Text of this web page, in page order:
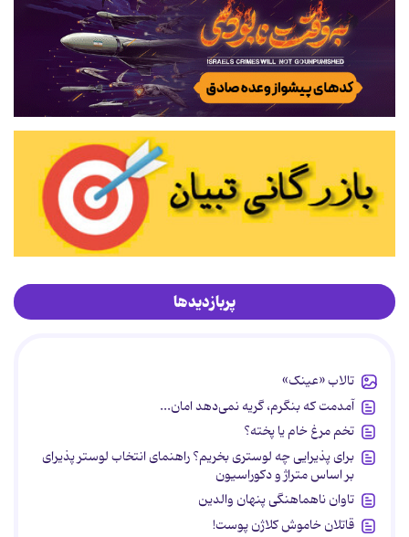
پربازدیدها
تالاب «عینک»
آمدمت که بنگرم، گریه نمی‌دهد امان...
تخم مرغ خام یا پخته؟
برای پذیرایی چه لوستری بخریم؟ راهنمای انتخاب لوستر پذیرای
بر اساس متراژ و دکوراسیون
تاوان ناهماهنگی پنهان والدین
قاتلان خاموش کلاژن پوست!